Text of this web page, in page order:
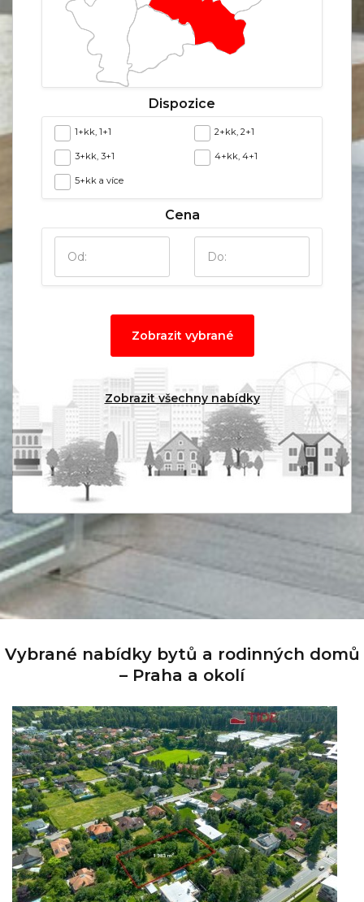
Dispozice
1+kk, 1+1 2+kk, 2+1
3+kk, 3+1 4+kk, 4+1
5+kk a více
Cena
Zobrazit vybrané
Zobrazit všechny nabídky
Vybrané nabídky bytů a rodinných domů
– Praha a okolí